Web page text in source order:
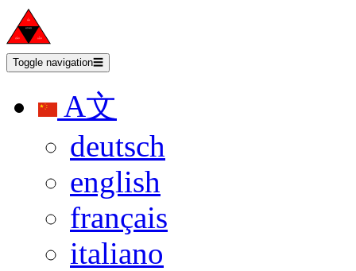
Toggle navigation☰
A文
deutsch
english
français
italiano